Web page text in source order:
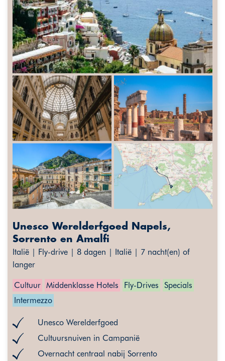
Unesco Werelderfgoed Napels,
Sorrento en Amalfi
Italië | Fly-drive | 8 dagen | Italië | 7 nacht(en) of
langer
Cultuur Middenklasse Hotels Fly-Drives
Specials
Intermezzo
Unesco Werelderfgoed
Cultuursnuiven in Campanië
Overnacht centraal nabij Sorrento